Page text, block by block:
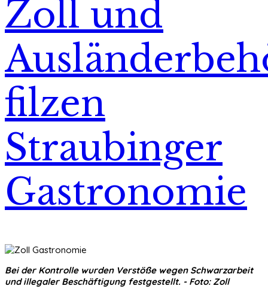
Zoll und
filzen
Straubinger
Gastronomie
Bei der Kontrolle wurden Verstöße wegen Schwarzarbeit
und illegaler Beschäftigung festgestellt. - Foto: Zoll